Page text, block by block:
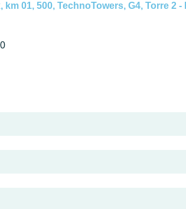
01, 500, TechnoTowers, G4, Torre 2